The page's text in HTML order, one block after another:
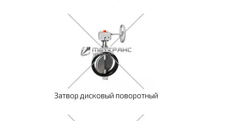
Затвор дисковый поворотный